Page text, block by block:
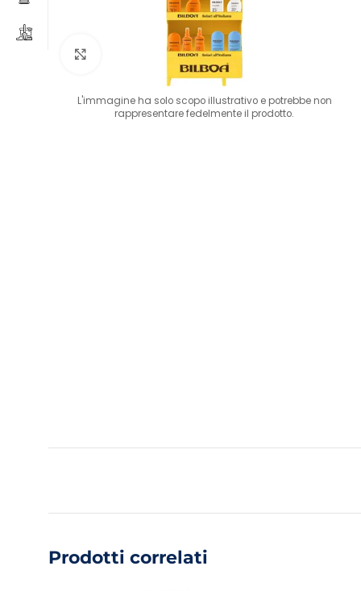
Clicca per ingrandire
L'immagine ha solo scopo illustrativo e potrebbe non
rappresentare fedelmente il prodotto.
Prodotti correlati